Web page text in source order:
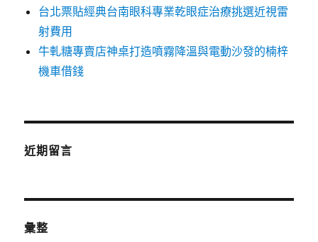
台北票貼經典台南眼科專業乾眼症治療挑選近視雷
射費用
牛軋糖專賣店神桌打造噴霧降溫與電動沙發的楠梓
機車借錢
近期留言
彙整